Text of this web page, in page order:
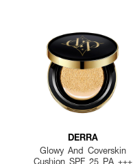
DERRA
Glowy And Coverskin
Cushion SPF 25 PA +++